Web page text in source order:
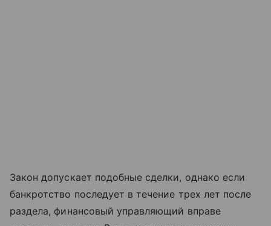
Закон допускает подобные сделки, однако если
банкротство последует в течение трех лет после
раздела, финансовый управляющий вправе